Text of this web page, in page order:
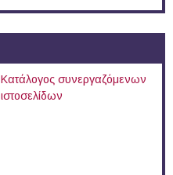
Κατάλογος συνεργαζόμενων
ιστοσελίδων